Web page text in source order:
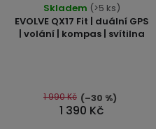
EVOLVE QX17 Fit | duální GPS
| volání | kompas | svítilna
Skladem (>5 ks)
1 390 Kč
1 990 Kč (–30 %)